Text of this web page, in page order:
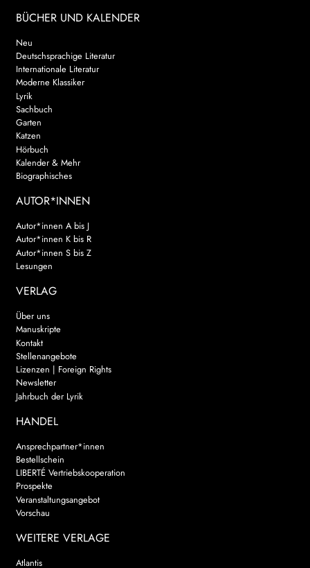
BÜCHER UND KALENDER
Neu
Deutschsprachige Literatur
Internationale Literatur
Moderne Klassiker
Lyrik
Sachbuch
Garten
Katzen
Hörbuch
Kalender & Mehr
Biographisches
AUTOR*INNEN
Autor*innen A bis J
Autor*innen K bis R
Autor*innen S bis Z
Lesungen
VERLAG
Über uns
Manuskripte
Kontakt
Stellenangebote
Lizenzen | Foreign Rights
Newsletter
Jahrbuch der Lyrik
HANDEL
Ansprechpartner*innen
Bestellschein
LIBERTÉ Vertriebskooperation
Prospekte
Veranstaltungsangebot
Vorschau
WEITERE VERLAGE
Atlantis